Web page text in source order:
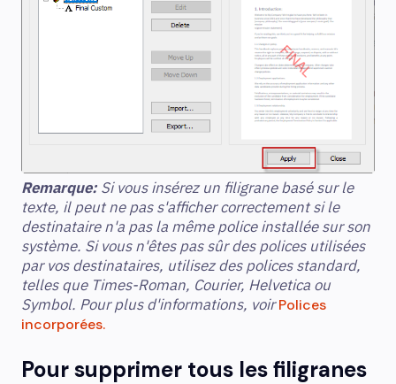
Remarque: Si vous insérez un filigrane basé sur le
texte, il peut ne pas s'afficher correctement si le
destinataire n'a pas la même police installée sur son
système. Si vous n'êtes pas sûr des polices utilisées
par vos destinataires, utilisez des polices standard,
telles que Times-Roman, Courier, Helvetica ou
Symbol. Pour plus d'informations, voirPolices
incorporées.
Pour supprimer tous les filigranes